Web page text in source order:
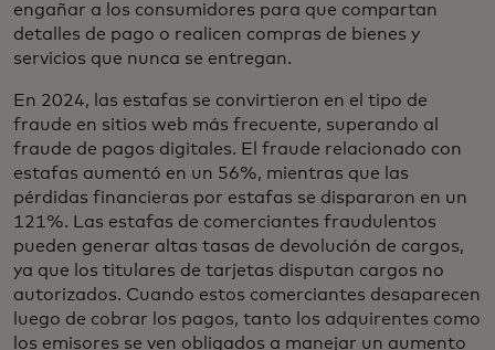
engañar a los consumidores para que compartan
detalles de pago o realicen compras de bienes y
servicios que nunca se entregan.
En 2024, las estafas se convirtieron en el tipo de
fraude en sitios web más frecuente, superando al
fraude de pagos digitales. El fraude relacionado con
estafas aumentó en un 56%, mientras que las
pérdidas financieras por estafas se dispararon en un
121%. Las estafas de comerciantes fraudulentos
pueden generar altas tasas de devolución de cargos,
ya que los titulares de tarjetas disputan cargos no
autorizados. Cuando estos comerciantes desaparecen
luego de cobrar los pagos, tanto los adquirentes como
los emisores se ven obligados a manejar un aumento